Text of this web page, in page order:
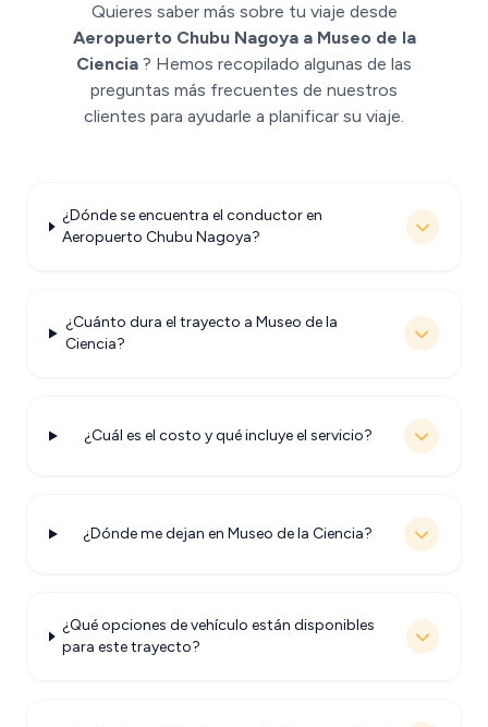
Quieres saber más sobre tu viaje desde
Aeropuerto Chubu Nagoya a Museo de la
Ciencia ? Hemos recopilado algunas de las
preguntas más frecuentes de nuestros
clientes para ayudarle a planificar su viaje.
¿Dónde se encuentra el conductor en
Aeropuerto Chubu Nagoya?
¿Cuánto dura el trayecto a Museo de la
Ciencia?
¿Cuál es el costo y qué incluye el servicio?
¿Dónde me dejan en Museo de la Ciencia?
¿Qué opciones de vehículo están disponibles
para este trayecto?